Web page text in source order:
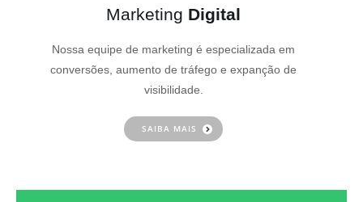
Marketing Digital
Nossa equipe de marketing é especializada em
conversões, aumento de tráfego e expanção de
visibilidade.
SAIBA MAIS